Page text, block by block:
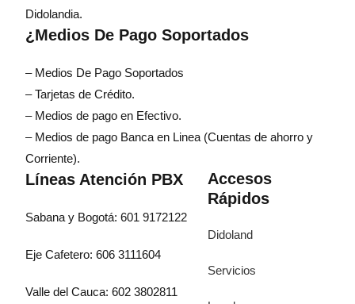
Didolandia.
¿Medios De Pago Soportados
– Medios De Pago Soportados
– Tarjetas de Crédito.
– Medios de pago en Efectivo.
– Medios de pago Banca en Linea (Cuentas de ahorro y
Corriente).
Líneas Atención PBX
Sabana y Bogotá: 601 9172122
Eje Cafetero: 606 3111604
Valle del Cauca: 602 3802811
Accesos
Rápidos
Didoland
Servicios